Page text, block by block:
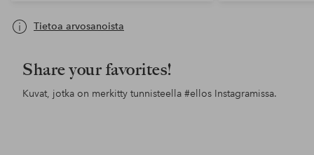
Tietoa arvosanoista
Share your favorites!
Kuvat, jotka on merkitty tunnisteella #ellos Instagramissa.